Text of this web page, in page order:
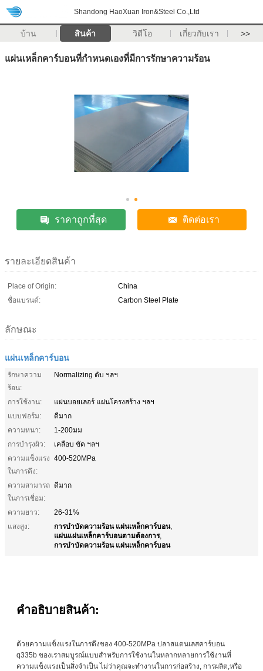
Shandong HaoXuan Iron&Steel Co.,Ltd
บ้าน สินค้า วิดีโอ เกี่ยวกับเรา >>
แผ่นเหล็กคาร์บอนที่กําหนดเองที่มีการรักษาความร้อน
ราคาถูกที่สุด ติดต่อเรา
รายละเอียดสินค้า
Place of Origin:
China
ชื่อแบรนด์:
Carbon Steel Plate
ลักษณะ
แผ่นเหล็กคาร์บอน
รักษาความ
ร้อน:
Normalizing ดับ ฯลฯ
การใช้งาน:
แผ่นบอยเลอร์ แผ่นโครงสร้าง ฯลฯ
แบบฟอร์ม:
ดีมาก
ความหนา:
1-200มม
การบํารุงผิว:
เคลือบ ขัด ฯลฯ
ความแข็งแรง
ในการดึง:
400-520MPa
ความสามารถ
ในการเชื่อม:
ดีมาก
ความยาว:
26-31%
แสงสูง:
การบําบัดความร้อน แผ่นเหล็กคาร์บอน,
แผ่นแผ่นเหล็กคาร์บอนตามต้องการ,
การบําบัดความร้อน แผ่นเหล็กคาร์บอน
คําอธิบายสินค้า:
ด้วยความแข็งแรงในการดึงของ 400-520MPa ปลาสแตนเลสคาร์บอน
q335b ของเราสมบูรณ์แบบสําหรับการใช้งานในหลากหลายการใช้งานที่
ความแข็งแรงเป็นสิ่งจําเป็น ไม่ว่าคุณจะทํางานในการก่อสร้าง, การผลิต,หรือ